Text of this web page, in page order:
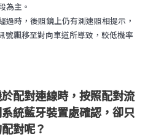
為主。
過時，後照鏡上仍有測速照相提示，
號飄移至對向車道所導致，較低機率
配對連線時，按照配對流
統藍牙裝置處確認，卻只
對呢？